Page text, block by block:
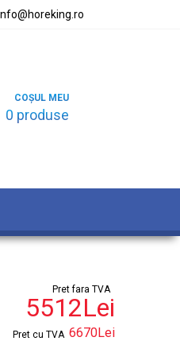
COȘUL MEU
0 produse
Pret fara TVA
5512Lei
Pret cu TVA 6670Lei